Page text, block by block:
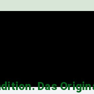
Das